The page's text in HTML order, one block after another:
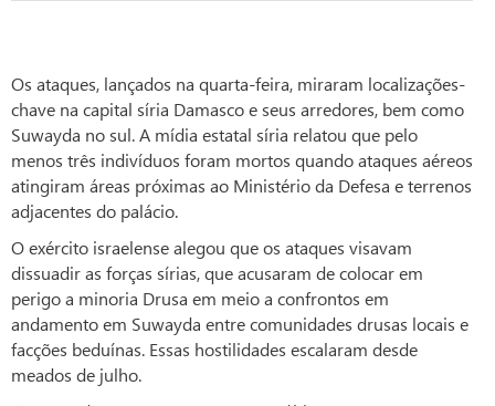
Os ataques, lançados na quarta-feira, miraram localizações-
chave na capital síria Damasco e seus arredores, bem como
Suwayda no sul. A mídia estatal síria relatou que pelo
menos três indivíduos foram mortos quando ataques aéreos
atingiram áreas próximas ao Ministério da Defesa e terrenos
adjacentes do palácio.
O exército israelense alegou que os ataques visavam
dissuadir as forças sírias, que acusaram de colocar em
perigo a minoria Drusa em meio a confrontos em
andamento em Suwayda entre comunidades drusas locais e
facções beduínas. Essas hostilidades escalaram desde
meados de julho.